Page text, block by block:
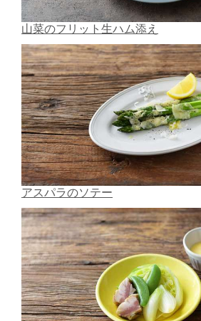
山菜のフリット生ハム添え
アスパラのソテー